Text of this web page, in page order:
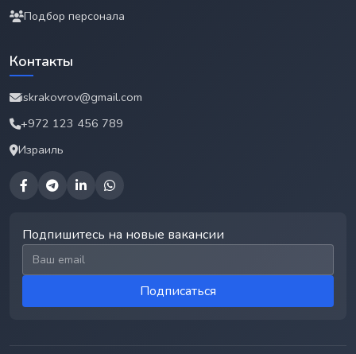
Подбор персонала
Контакты
iskrakovrov@gmail.com
+972 123 456 789
Израиль
Подпишитесь на новые вакансии
Email для подписки
Подписаться